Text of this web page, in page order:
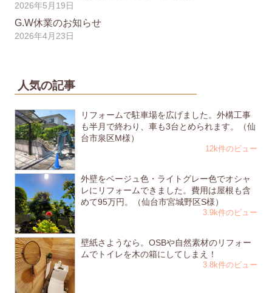
2026年5月19日
G.W休業のお知らせ
2026年4月23日
人気の記事
リフォームで駐車場を広げました。外構工事
も半月で終わり、車も3台とめられます。（仙
台市泉区M様）
12k件のビュー
外壁をベージュ色・ライトグレー色でオシャ
レにリフォームできました。費用は屋根も含
めて95万円。（仙台市宮城野区S様）
3.9k件のビュー
壁紙さようなら。OSBや自然素材のリフォー
ムでトイレを木の箱にしてしまえ！
3.8k件のビュー